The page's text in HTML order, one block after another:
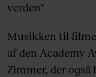
verden"
Musikken til
af den Academy
Zimmer, der